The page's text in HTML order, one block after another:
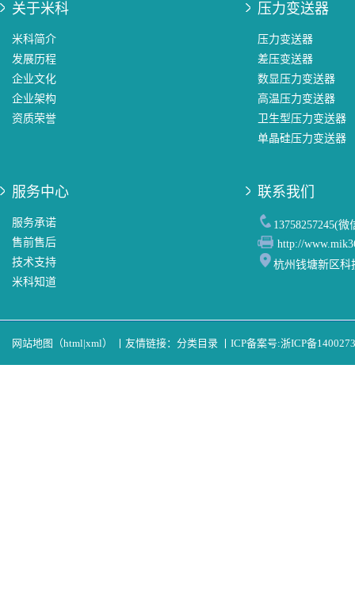
关于米科
米科简介
发展历程
企业文化
企业架构
资质荣誉
压力变送器
压力变送器
差压变送器
数显压力变送器
高温压力变送器
卫生型压力变送器
单晶硅压力变送器
服务中心
服务承诺
售前售后
技术支持
米科知道
联系我们
13758257245(微
http://
杭州钱塘新区科
网站地图（html|xml） 友情链接： 分类目录 ICP备案号:浙ICP备